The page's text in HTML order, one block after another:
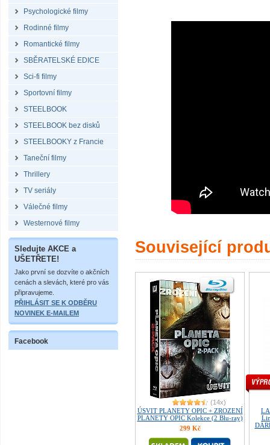
Psychologické filmy
Rodinné filmy
Romantické filmy
SBĚRATELSKÉ EDICE
Sci-fi filmy
Sportovní filmy
STEELBOOK
STEELBOOK bez disků
STEELBOOKY z Francie
Taneční filmy
Thrillery
TV seriály
Válečné filmy
Westernové filmy
Sledujte AKCE a
UŠETŘETE!
Jako první se dozvíte o akčních
cenách a slevách, které pro vás
připravujeme.
PŘIHLÁSIT SE K ODBĚRU
NOVINEK E-MAILEM
Facebook
Související
(14x)
ÚSVIT PLANETY OPIC + ZROZENÍ
PLANETY OPIC Kolekce (2 Blu-ray)
299 Kč